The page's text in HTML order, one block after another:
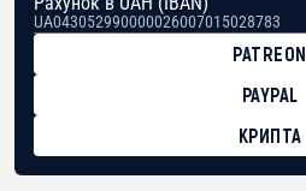
UA043052990000026007015028783
PATREON
PAYPAL
КРИПТА